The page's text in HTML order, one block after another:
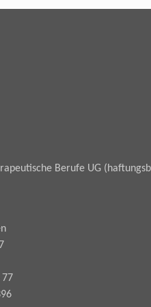
Berufe UG
77